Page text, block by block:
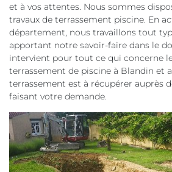
et à vos attentes. Nous sommes
travaux de terrassement piscine. En
département, nous travaillons tout
apportant notre savoir-faire dans le
intervient pour tout ce qui concerne
terrassement de piscine à Blandin et
terrassement est à récupérer auprès
faisant votre demande.